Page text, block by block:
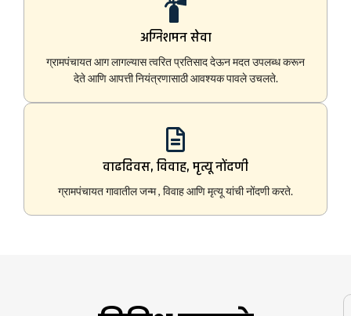
अग्निशमन सेवा
ग्रामपंचायत आग लागल्यास त्वरित प्रतिसाद देऊन मदत उपलब्ध करून
देते आणि आपत्ती नियंत्रणासाठी आवश्यक पावले उचलते.
वाढदिवस, विवाह, मृत्यू नोंदणी
ग्रामपंचायत गावातील जन्म , विवाह आणि मृत्यू यांची नोंदणी करते.